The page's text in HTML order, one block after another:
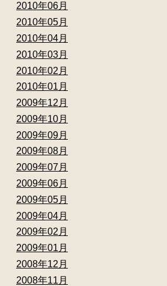
2010年06月
2010年05月
2010年04月
2010年03月
2010年02月
2010年01月
2009年12月
2009年10月
2009年09月
2009年08月
2009年07月
2009年06月
2009年05月
2009年04月
2009年02月
2009年01月
2008年12月
2008年11月